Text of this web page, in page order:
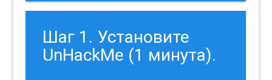
Шаг 1. Установите
UnHackMe (1 минута).